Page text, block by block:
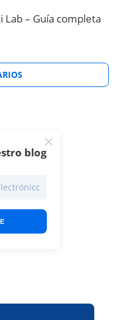
Lab – Guía completa
blog